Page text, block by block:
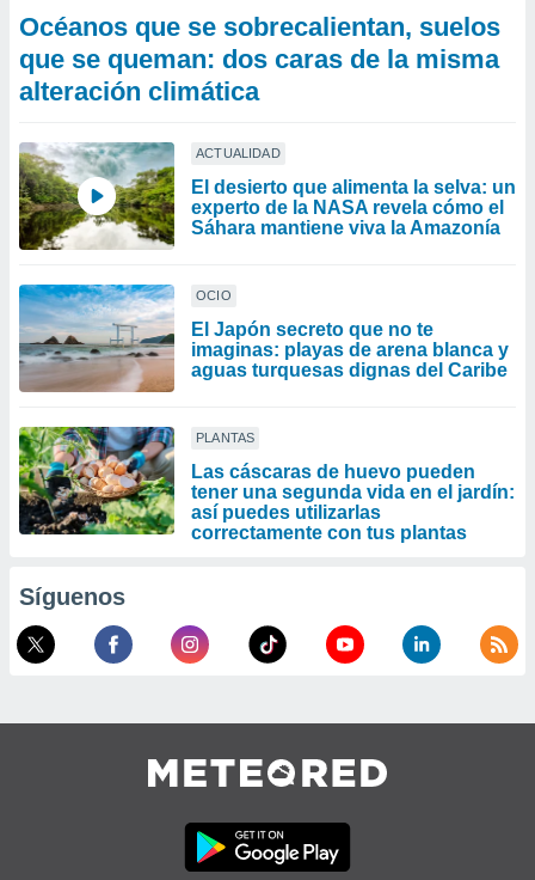
Océanos que se sobrecalientan, suelos
que se queman: dos caras de la misma
alteración climática
ACTUALIDAD
El desierto que alimenta la selva: un
experto de la NASA revela cómo el
Sáhara mantiene viva la Amazonía
OCIO
El Japón secreto que no te
imaginas: playas de arena blanca y
aguas turquesas dignas del Caribe
PLANTAS
Las cáscaras de huevo pueden
tener una segunda vida en el jardín:
así puedes utilizarlas
correctamente con tus plantas
Síguenos